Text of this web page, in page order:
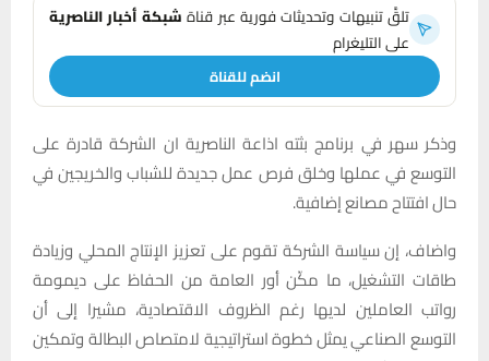
تلقَّ تنبيهات وتحديثات فورية عبر قناةشبكة أخبار الناصرية
على التليغرام
انضم للقناة
وذكر سهر في برنامج بثته اذاعة الناصرية ان الشركة قادرة على
التوسع في عملها وخلق فرص عمل جديدة للشباب والخريجين في
حال افتتاح مصانع إضافية.
واضاف، إن سياسة الشركة تقوم على تعزيز الإنتاج المحلي وزيادة
طاقات التشغيل، ما مكّن أور العامة من الحفاظ على ديمومة
رواتب العاملين لديها رغم الظروف الاقتصادية، مشيرا إلى أن
التوسع الصناعي يمثل خطوة استراتيجية لامتصاص البطالة وتمكين